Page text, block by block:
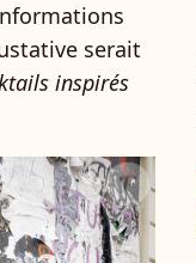
serait
inspirés